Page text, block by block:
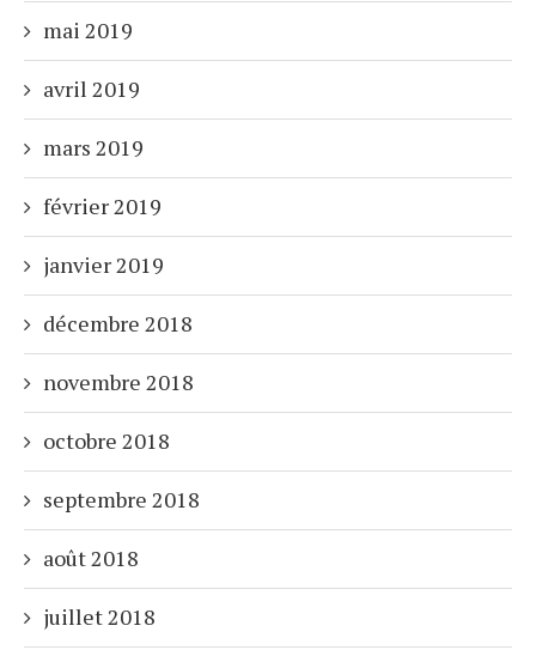
mai 2019
avril 2019
mars 2019
février 2019
janvier 2019
décembre 2018
novembre 2018
octobre 2018
septembre 2018
août 2018
juillet 2018